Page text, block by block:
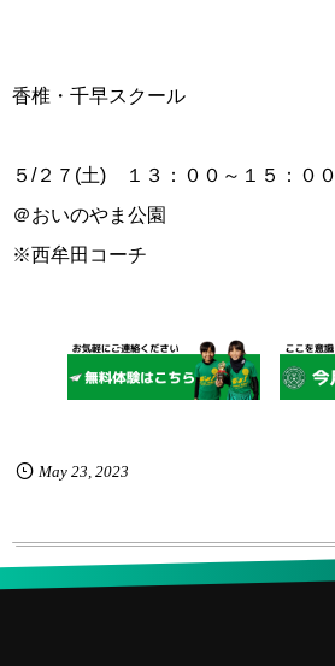
香椎・千早スクール
５/２７(土) １３：００～１５：００
＠おいのやま公園
※西牟田コーチ
May 23, 2023